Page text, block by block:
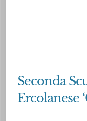
Seconda
Ercolanese